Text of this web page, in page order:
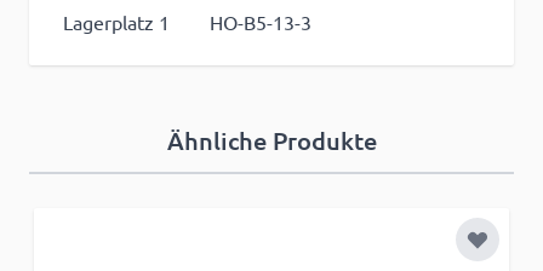
Lagerplatz 1
HO-B5-13-3
Ähnliche Produkte
Zur